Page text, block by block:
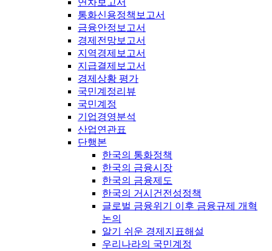
연차보고서
통화신용정책보고서
금융안정보고서
경제전망보고서
지역경제보고서
지급결제보고서
경제상황 평가
국민계정리뷰
국민계정
기업경영분석
산업연관표
단행본
한국의 통화정책
한국의 금융시장
한국의 금융제도
한국의 거시건전성정책
글로벌 금융위기 이후 금융규제 개혁
논의
알기 쉬운 경제지표해설
우리나라의 국민계정